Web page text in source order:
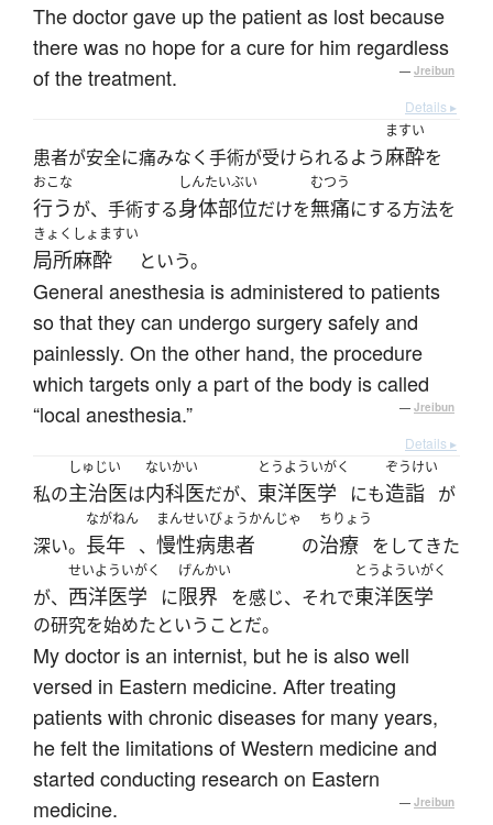
The doctor gave up the patient as lost because
there was no hope for a cure for him regardless
of the treatment.
— Jreibun
Details ▸
患者が安全に痛みなく手術が受けられるよう
ますい
麻酔を
おこな
行うが、手術する
しんたいぶい
身体部位だけを
むつう
無痛にする方法を
きょくしょますい
局所麻酔 という。
General anesthesia is administered to patients
so that they can undergo surgery safely and
painlessly. On the other hand, the procedure
which targets only a part of the body is called
“local anesthesia.”
— Jreibun
Details ▸
私の
しゅじい
主治医は
ないかい
内科医だが、
とうよういがく
東洋医学 にも
ぞうけい
造詣 が
深い。
ながねん
長年 、
まんせいびょうかんじゃ
慢性病患者 の
ちりょう
治療 をしてきた
が、
せいよういがく
西洋医学 に
げんかい
限界 を感じ、それで
とうよういがく
東洋医学
の研究を始めたということだ。
My doctor is an internist, but he is also well
versed in Eastern medicine. After treating
patients with chronic diseases for many years,
he felt the limitations of Western medicine and
started conducting research on Eastern
medicine.
— Jreibun